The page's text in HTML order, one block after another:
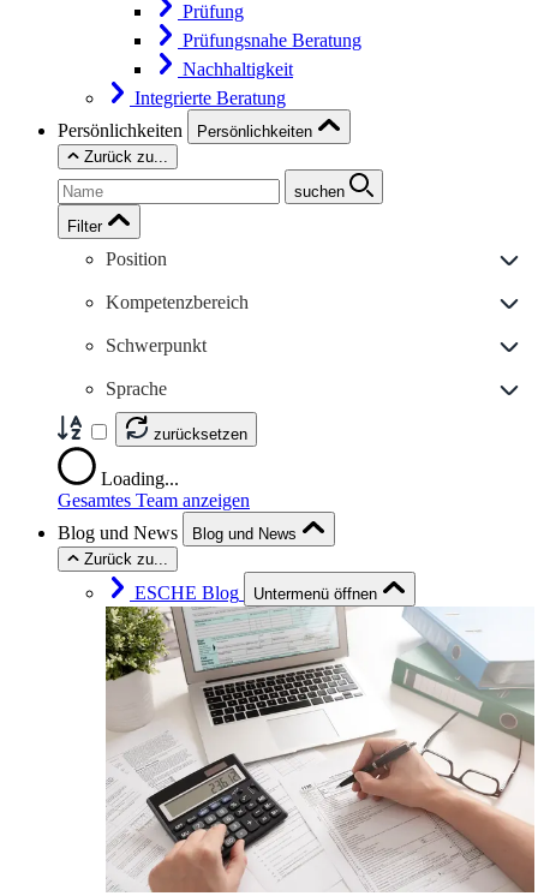
Prüfung
Prüfungsnahe Beratung
Nachhaltigkeit
Integrierte Beratung
Persönlichkeiten
Persönlichkeiten
Zurück zu...
suchen
Filter
Position
Kompetenzbereich
Schwerpunkt
Sprache
zurücksetzen
Loading...
Gesamtes Team anzeigen
Blog und News
Blog und News
Zurück zu...
ESCHE Blog Untermenü öffnen